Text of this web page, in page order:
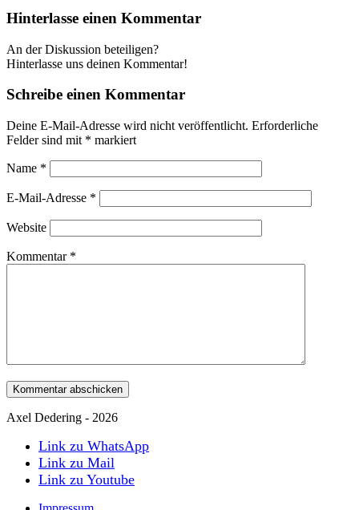
Hinterlasse einen Kommentar
An der Diskussion beteiligen?
Hinterlasse uns deinen Kommentar!
Schreibe einen Kommentar
Deine E-Mail-Adresse wird nicht veröffentlicht. Erforderliche
Felder sind mit * markiert
Name *
E-Mail-Adresse *
Website
Kommentar *
Axel Dedering - 2026
Link zu WhatsApp
Link zu Mail
Link zu Youtube